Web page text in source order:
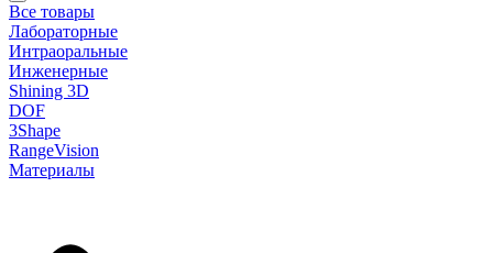
Все товары
Лабораторные
Интраоральные
Инженерные
Shining 3D
DOF
3Shape
RangeVision
Материалы